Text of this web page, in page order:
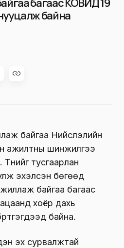
багаас КОВИД 19
байна
байгаа Нийслэлийн
ажилтны шинжилгээ
тусгаарлан
эхэлсэн бөгөөд
байгаа багаас
хоёр дахь
байна.
эх сурвалжтай